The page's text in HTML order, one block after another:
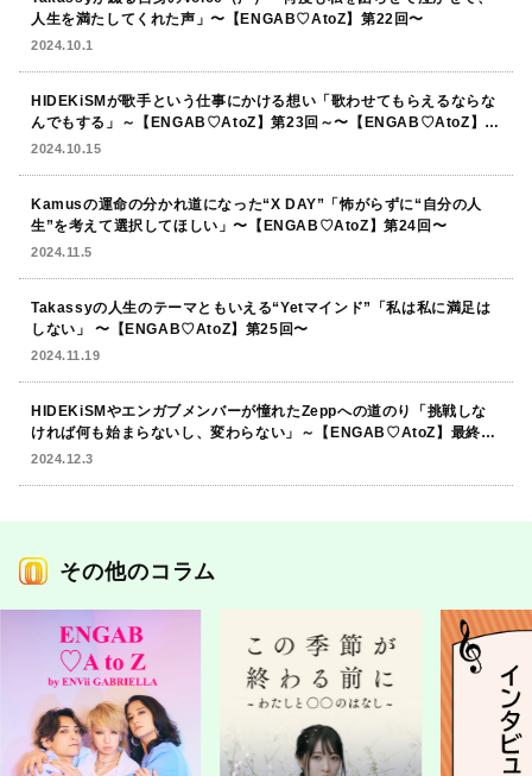
人生を満たしてくれた声」〜【ENGAB♡AtoZ】第22回〜
2024.10.1
HIDEKiSMが歌手という仕事にかける想い「歌わせてもらえるならな
んでもする」～【ENGAB♡AtoZ】第23回～〜【ENGAB♡AtoZ】第
23回〜
2024.10.15
Kamusの運命の分かれ道になった“X DAY”「怖がらずに“自分の人
生”を考えて選択してほしい」〜【ENGAB♡AtoZ】第24回〜
2024.11.5
Takassyの人生のテーマともいえる“Yetマインド”「私は私に満足は
しない」 〜【ENGAB♡AtoZ】第25回〜
2024.11.19
HIDEKiSMやエンガブメンバーが憧れたZeppへの道のり「挑戦しな
ければ何も始まらないし、変わらない」～【ENGAB♡AtoZ】最終回
～
2024.12.3
その他のコラム